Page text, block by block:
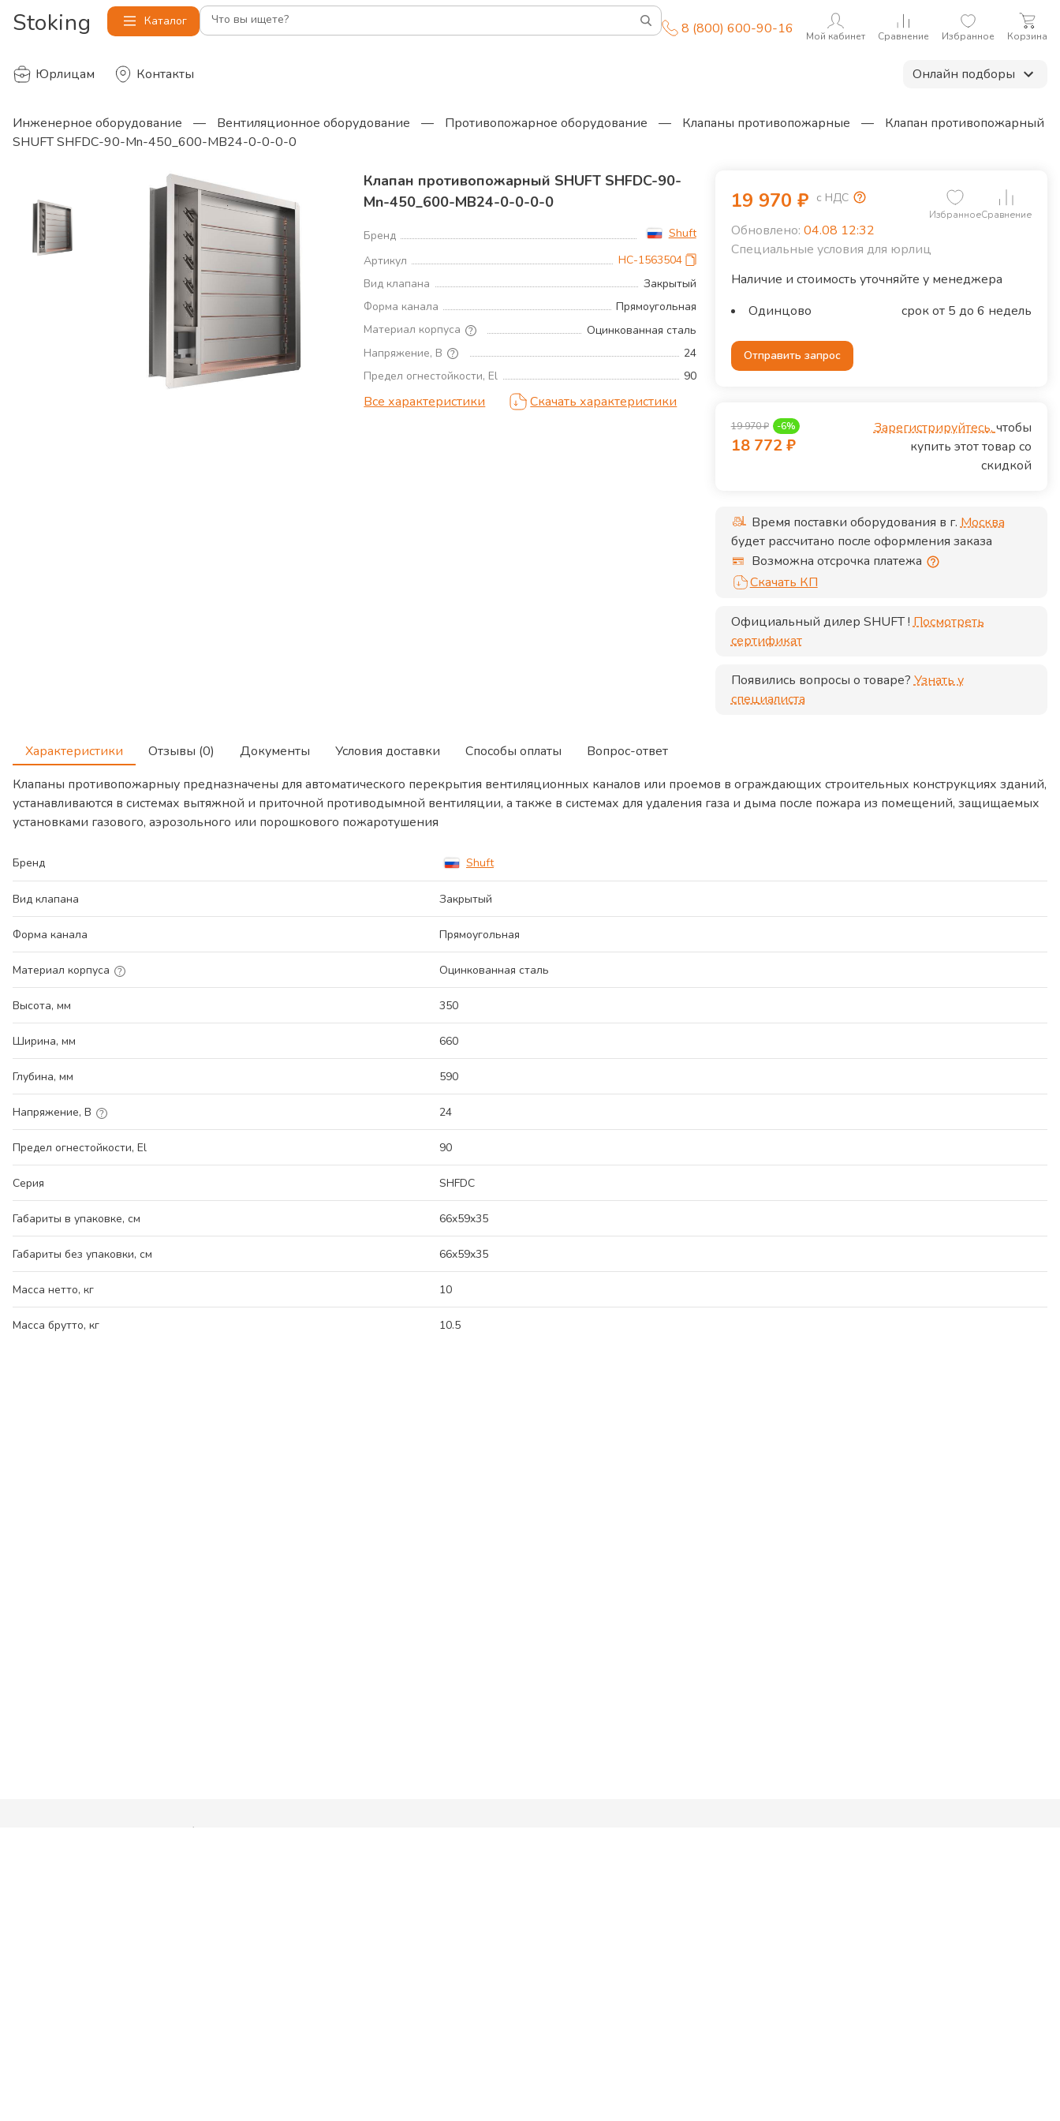
Stoking Каталог Что вы ищете? 8 (800) 600-90-16 Мой кабинет Сравнение Избранное Корзина
Юрлицам Контакты Онлайн подборы
Инженерное оборудование — Вентиляционное оборудование — Противопожарное оборудование — Клапаны противопожарные —
Клапан противопожарный
SHUFT SHFDC-90-Mn-450_600-MB24-0-0-0-0
Клапан противопожарный SHUFT SHFDC-90-
Mn-450_600-MB24-0-0-0-0
Бренд
Shuft
Артикул
НС-1563504
Вид клапана
Закрытый
Форма канала
Прямоугольная
Материал корпуса
Оцинкованная сталь
Напряжение, В
24
Предел огнестойкости, El
90
Все характеристики Скачать характеристики
19 970 ₽ с НДС
ИзбранноеСравнение
Обновлено: 04.08 12:32
Специальные условия для юрлиц
Наличие и стоимость уточняйте у менеджера
Одинцово
срок от 5 до 6 недель
Отправить запрос
19 970₽ -6%
18 772₽
Зарегистрируйтесь,чтобы
купить этот товар со
скидкой
Время поставки оборудования в г.Москва
будет рассчитано после оформления заказа
Возможна отсрочка платежа
Скачать КП
Официальный дилер SHUFT! Посмотреть
сертификат
Появились вопросы о товаре? Узнать у
специалиста
Характеристики Отзывы (0) Документы Условия доставки Способы оплаты
Вопрос-ответ
Клапаны противопожарныу предназначены для автоматического перекрытия вентиляционных каналов или проемов в ограждающих строительных конструкциях зданий,
устанавливаются в системах вытяжной и приточной противодымной вентиляции, а также в системах для удаления газа и дыма после пожара из помещений, защищаемых
установками газового, аэрозольного или порошкового пожаротушения
Бренд Shuft
Вид клапана Закрытый
Форма канала Прямоугольная
Материал корпуса Оцинкованная сталь
Высота, мм 350
Ширина, мм 660
Глубина, мм 590
Напряжение, В 24
Предел огнестойкости, El 90
Серия SHFDC
Габариты в упаковке, см 66x59x35
Габариты без упаковки, см 66x59x35
Масса нетто, кг 10
Масса брутто, кг 10.5
Компания